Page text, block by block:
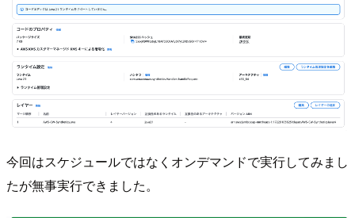
今回はスケジュールではなくオンデマンドで実行してみまし
たが無事実行できました。